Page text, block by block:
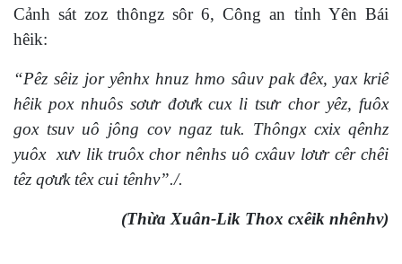
Cảnh sát zoz thôngz sôr 6, Công an tỉnh Yên Bái
hêik:
“Pêz sêiz jor yênhx hnuz hmo sâuv pak đêx, yax kriê
hêik pox nhuôs sơưr đơưk cux li tsưr chor yêz, fuôx
gox tsuv uô jông cov ngaz tuk. Thôngx cxix qênhz
yuôx xưv lik truôx chor nênhs uô cxâuv lơưr cêr chêi
têz qơưk têx cui tênhv”./.
(Thừa Xuân-Lik Thox cxêik nhênhv)